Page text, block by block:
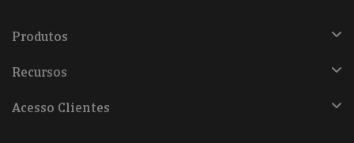
Produtos
Recursos
Acesso Clientes